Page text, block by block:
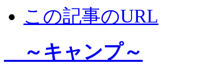
この記事のURL
～キャンプ～